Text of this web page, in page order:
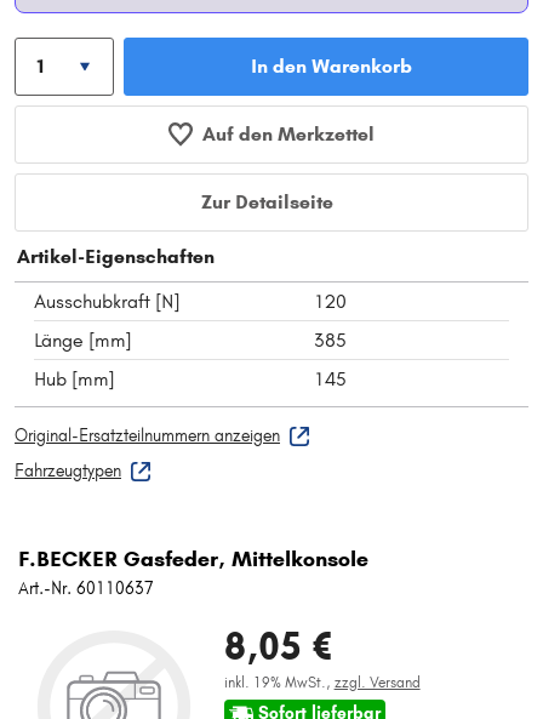
In den Warenkorb
Auf den Merkzettel
Zur Detailseite
Artikel-Eigenschaften
Ausschubkraft [N]
120
Länge [mm]
385
Hub [mm]
145
Original-Ersatzteilnummern anzeigen
Fahrzeugtypen
F.BECKER Gasfeder, Mittelkonsole
Art.-Nr. 60110637
8,05 €
inkl. 19% MwSt., zzgl. Versand
Sofort lieferbar